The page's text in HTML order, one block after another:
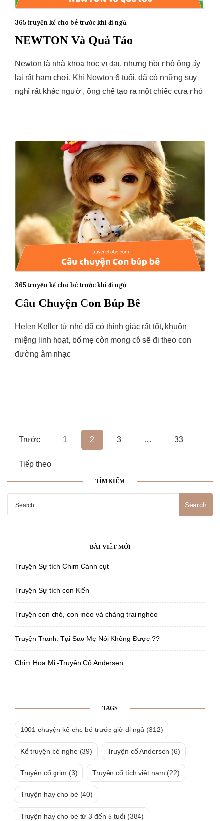
365 truyện kể cho bé trước khi đi ngủ
NEWTON Và Quả Táo
Newton là nhà khoa học vĩ đại, nhưng hồi nhỏ ông ấy
lại rất ham chơi. Khi Newton 6 tuổi, đã có những suy
nghĩ rất khác người, ông chế tạo ra một chiếc cưa nhỏ
365 truyện kể cho bé trước khi đi ngủ
Câu Chuyện Con Búp Bê
Helen Keller từ nhỏ đã có thính giác rất tốt, khuôn
miệng linh hoạt, bố mẹ còn mong cô sẽ đi theo con
đường âm nhạc
Điều
bài
Trước 1 2 3 … 33
Tiếp theo
TÌM KIẾM
for:
BÀI VIẾT MỚI
Truyện Sự tích Chim Cánh cụt
Truyện Sự tích con Kiến
Truyện con chó, con mèo và chàng trai nghèo
Truyện Tranh: Tại Sao Mẹ Nói Không Được ??
Chim Họa Mi -Truyện Cổ Andersen
TAGS
1001 chuyện kể cho bé trước giờ đi ngủ (312)
Kể truyện bé nghe (39) Truyện cổ Andersen (6)
Truyện cổ grim (3) Truyện cổ tích việt nam (22)
Truyện hay cho bé (40)
Truyện hay cho bé từ 3 đến 5 tuổi (384)